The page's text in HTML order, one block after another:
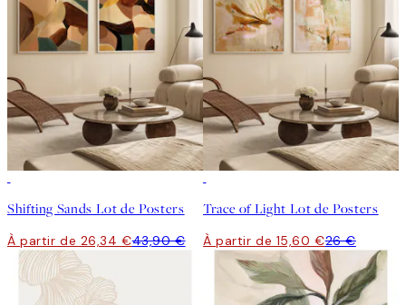
Shifting Sands Lot de Posters
À partir de 26,34 €43,90 €
Trace of Light Lot de Posters
À partir de 15,60 €26 €